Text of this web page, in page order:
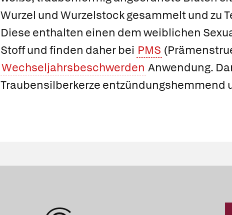
Wurzel und Wurzelstock gesammelt und zu
Diese enthalten einen dem weiblichen
Stoff und finden daher bei PMS
Wechseljahrsbeschwerden Anwendung.
Traubensilberkerze entzündungshemmend